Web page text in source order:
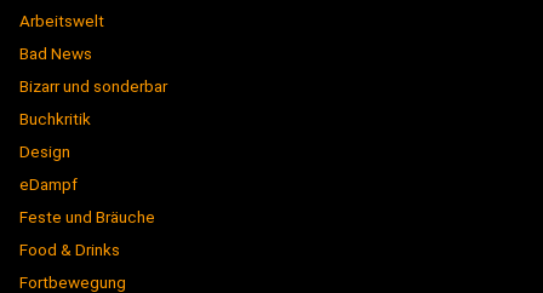
Arbeitswelt
Bad News
Bizarr und sonderbar
Buchkritik
Design
eDampf
Feste und Bräuche
Food & Drinks
Fortbewegung